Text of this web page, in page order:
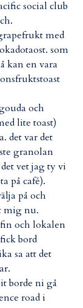
social club
med
som
kan en vara
och
lite toast)
det var det
granolan
vet jag ty vi
på café).
på och
mig nu.
och lokalen
bord
sa att det
borde ni gå
road i